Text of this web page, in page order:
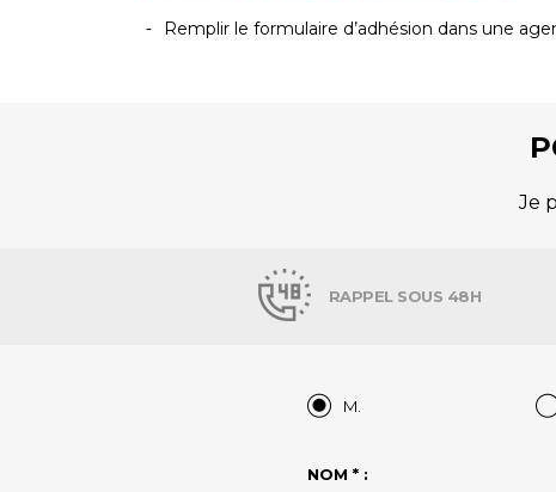
Remplir le formulaire d’adhésion dans une
Je
RAPPEL SOUS 48H
M.
NOM * :